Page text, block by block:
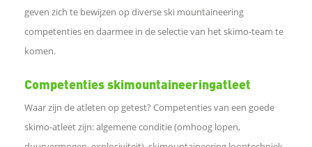
o
o
k
geven zich te bewijzen op diverse ski mountaineering
competenties en daarmee in de selectie van het skimo-team te
komen.
Competenties skimountaineeringatleet
Waar zijn de atleten op getest? Competenties van een goede
skimo-atleet zijn: algemene conditie (omhoog lopen,